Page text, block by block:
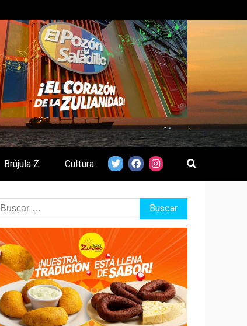
Brújula Z Cultura
Buscar: